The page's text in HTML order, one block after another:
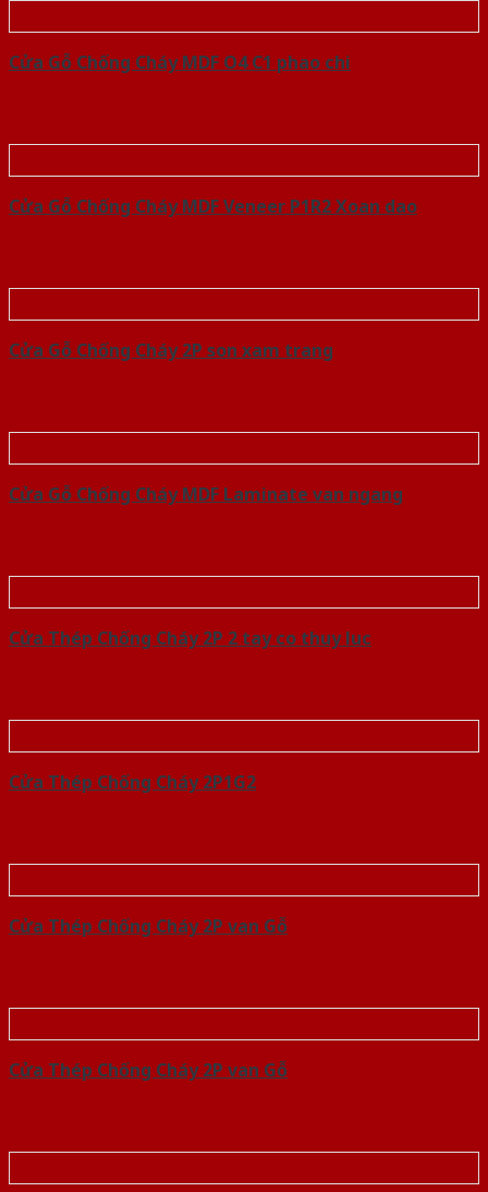
Cửa Gỗ Chống Cháy MDF O4 C1 phao chi
Cửa Gỗ Chống Cháy MDF Veneer P1R2 Xoan dao
Cửa Gỗ Chống Cháy 2P son xam trang
Cửa Gỗ Chống Cháy MDF Laminate van ngang
Cửa Thép Chống Cháy 2P 2 tay co thuy luc
Cửa Thép Chống Cháy 2P1G2
Cửa Thép Chống Cháy 2P van Gỗ
Cửa Thép Chống Cháy 2P van Gỗ